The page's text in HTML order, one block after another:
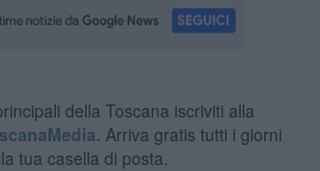
della Toscana iscriviti alla
Arriva gratis tutti i giorni
tua casella di posta.